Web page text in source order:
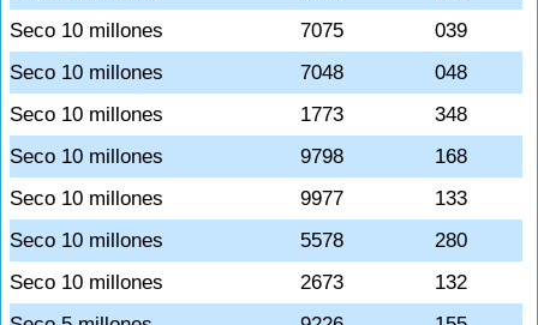
Seco 10 millones
7075
039
Seco 10 millones
7048
048
Seco 10 millones
1773
348
Seco 10 millones
9798
168
Seco 10 millones
9977
133
Seco 10 millones
5578
280
Seco 10 millones
2673
132